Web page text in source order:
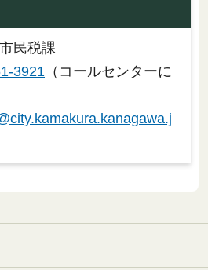
民税課
3921 （コールセンターに